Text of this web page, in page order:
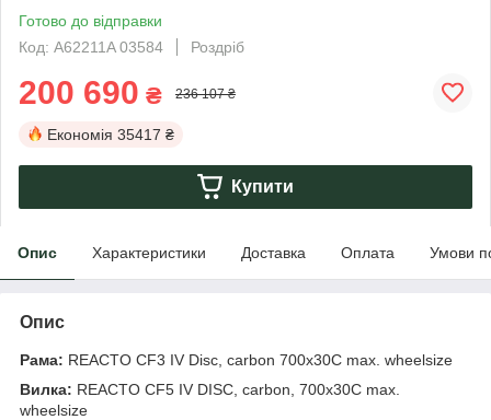
Готово до відправки
Код: A62211A 03584
Роздріб
200 690 ₴ 236 107 ₴
Економія 35417 ₴
Купити
Опис Характеристики Доставка Оплата Умови
Опис
Рама: REACTO CF3 IV Disc, carbon 700x30C max. wheelsize
Вилка: REACTO CF5 IV DISC, carbon, 700x30C max.
wheelsize